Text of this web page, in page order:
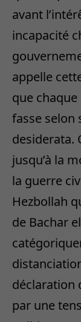
avant
incapacité
appelle
que
fasse selon
desiderata.
jusqu’à la
la guerre
Hezbollah
de Bachar
déclaration
par une